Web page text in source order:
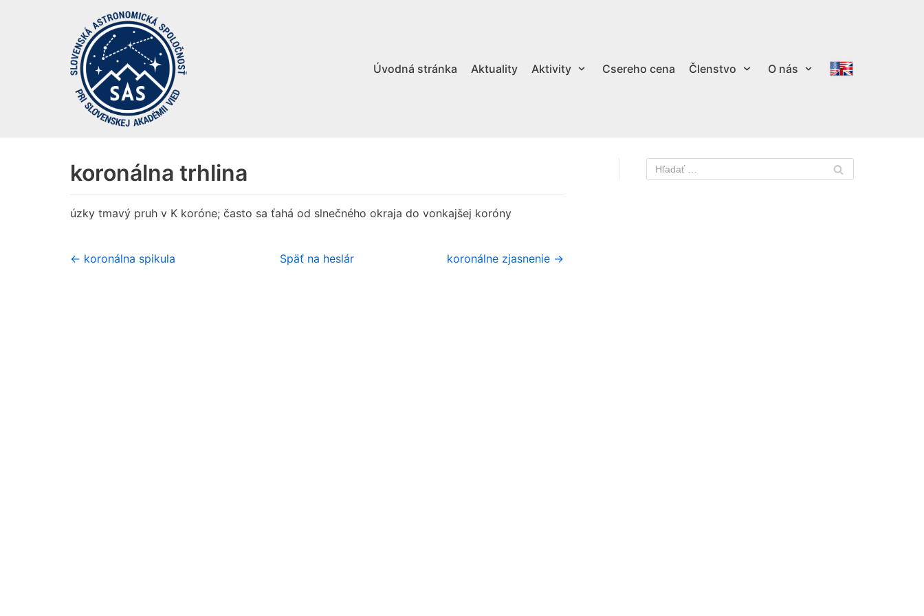
Úvodná stránka Aktuality Aktivity Csereho cena Členstvo O nás
koronálna trhlina
úzky tmavý pruh v K koróne; často sa ťahá od slnečného okraja do vonkajšej koróny
← koronálna spikula Späť na heslár koronálne zjasnenie →